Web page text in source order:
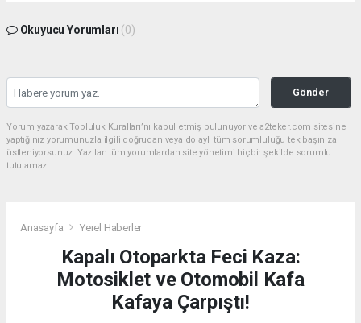
Okuyucu Yorumları (0)
Gönder
Yorum yazarak Topluluk Kuralları’nı kabul etmiş bulunuyor ve a2teker.com sitesine
yaptığınız yorumunuzla ilgili doğrudan veya dolaylı tüm sorumluluğu tek başınıza
üstleniyorsunuz. Yazılan tüm yorumlardan site yönetimi hiçbir şekilde sorumlu
tutulamaz.
Anasayfa Yerel Haberler
Kapalı Otoparkta Feci Kaza:
Motosiklet ve Otomobil Kafa
Kafaya Çarpıştı!